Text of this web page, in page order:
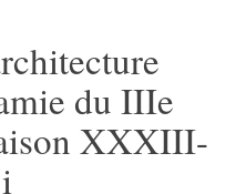
du IIIe
XXXIII-